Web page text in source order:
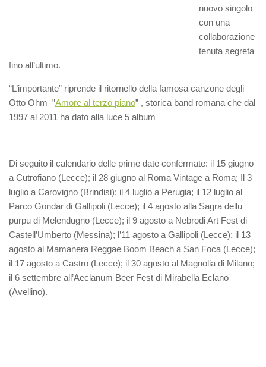
nuovo singolo
con una
collaborazione
tenuta segreta
fino all’ultimo.
“L’importante” riprende il ritornello della famosa canzone degli
Otto Ohm ”Amore al terzo piano” , storica band romana che dal
1997 al 2011 ha dato alla luce 5 album
Di seguito il calendario delle prime date confermate: il 15 giugno
a Cutrofiano (Lecce); il 28 giugno al Roma Vintage a Roma; Il 3
luglio a Carovigno (Brindisi); il 4 luglio a Perugia; il 12 luglio al
Parco Gondar di Gallipoli (Lecce); il 4 agosto alla Sagra dellu
purpu di Melendugno (Lecce); il 9 agosto a Nebrodi Art Fest di
Castell’Umberto (Messina); l’11 agosto a Gallipoli (Lecce); il 13
agosto al Mamanera Reggae Boom Beach a San Foca (Lecce);
il 17 agosto a Castro (Lecce); il 30 agosto al Magnolia di Milano;
il 6 settembre all’Aeclanum Beer Fest di Mirabella Eclano
(Avellino).